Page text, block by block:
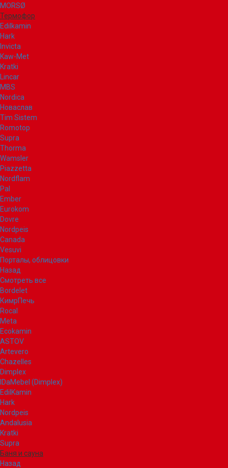
MORSØ
Термофор
Edilkamin
Hark
Invicta
Kaw-Met
Kratki
Lincar
MBS
Nordica
Новаслав
Tim Sistem
Romotop
Supra
Thorma
Wamsler
Piazzetta
Nordflam
Pal
Ember
Eurokom
Dovre
Nordpeis
Canada
Vesuvi
Порталы, облицовки
Назад
Смотреть все
Bordelet
КимрПечь
Rocal
Meta
Ecokamin
ASTOV
Artevero
Chazelles
Dimplex
IDaMebel (Dimplex)
EdilKamin
Hark
Nordpeis
Andalusia
Kratki
Supra
Баня и сауна
Назад